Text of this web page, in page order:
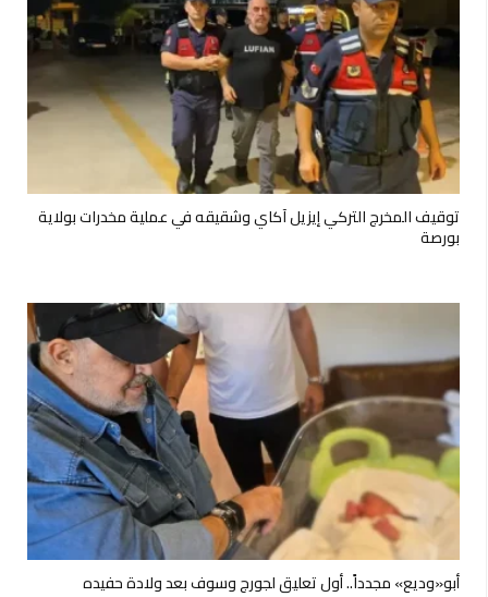
توقيف المخرج التركي إيزيل آكاي وشقيقه في عملية مخدرات بولاية
بورصة
أبو«وديع» مجدداً.. أول تعليق لجورج وسوف بعد ولادة حفيده